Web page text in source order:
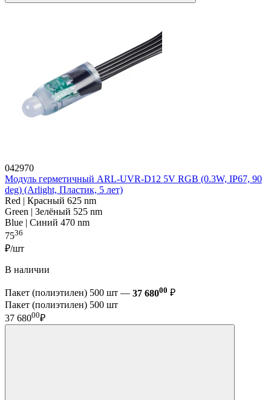
042970
Модуль герметичный ARL-UVR-D12 5V RGB (0.3W, IP67, 90
deg) (Arlight, Пластик, 5 лет)
Red | Красный 625 nm
Green | Зелёный 525 nm
Blue | Синий 470 nm
7536
₽/шт
В наличии
Пакет (полиэтилен) 500 шт — 37 68000 ₽
Пакет (полиэтилен) 500 шт
37 68000₽